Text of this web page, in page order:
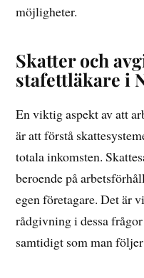
möjligheter.
Skatter och
stafettläkare i
En viktig aspekt av att
är att förstå
totala inkomsten.
beroende på
egen företagare. Det är
rådgivning i dessa
samtidigt som man